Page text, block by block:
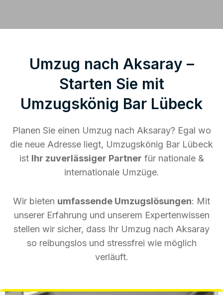
Umzug nach Aksaray –
Starten Sie mit
Umzugskönig Bar Lübeck
Planen Sie einen Umzug nach Aksaray? Egal wo
die neue Adresse liegt, Umzugskönig Bar Lübeck
ist Ihr zuverlässiger Partner für nationale &
internationale Umzüge.
Wir bieten umfassende Umzugslösungen: Mit
unserer Erfahrung und unserem Expertenwissen
stellen wir sicher, dass Ihr Umzug nach Aksaray
so reibungslos und stressfrei wie möglich
verläuft.